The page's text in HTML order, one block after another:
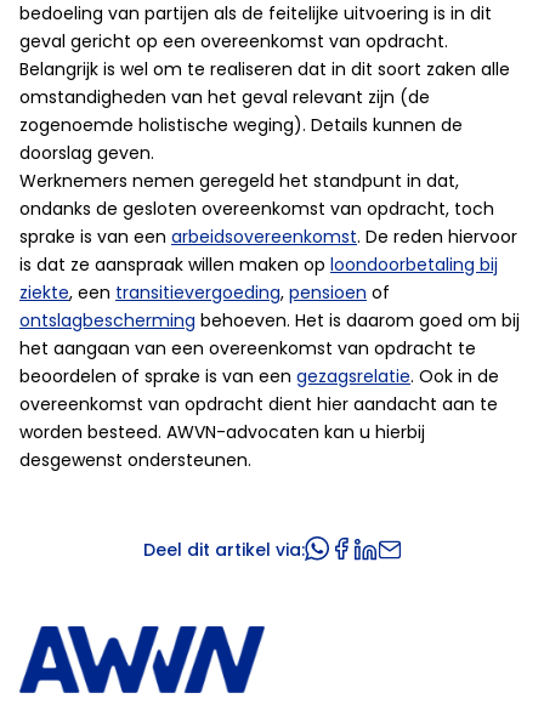
bedoeling van partijen als de feitelijke uitvoering is in dit
geval gericht op een overeenkomst van opdracht.
Belangrijk is wel om te realiseren dat in dit soort zaken alle
omstandigheden van het geval relevant zijn (de
zogenoemde holistische weging). Details kunnen de
doorslag geven.
Werknemers nemen geregeld het standpunt in dat,
ondanks de gesloten overeenkomst van opdracht, toch
sprake is van een arbeidsovereenkomst. De reden hiervoor
is dat ze aanspraak willen maken op loondoorbetaling bij
ziekte, een transitievergoeding, pensioen of
ontslagbescherming behoeven. Het is daarom goed om bij
het aangaan van een overeenkomst van opdracht te
beoordelen of sprake is van een gezagsrelatie. Ook in de
overeenkomst van opdracht dient hier aandacht aan te
worden besteed. AWVN-advocaten kan u hierbij
desgewenst ondersteunen.
Deel dit artikel via: